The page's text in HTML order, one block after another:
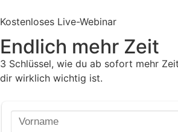
Kostenloses Live-Webinar
Endlich mehr Zeit
3 Schlüssel, wie du ab sofort mehr
dir wirklich wichtig ist.